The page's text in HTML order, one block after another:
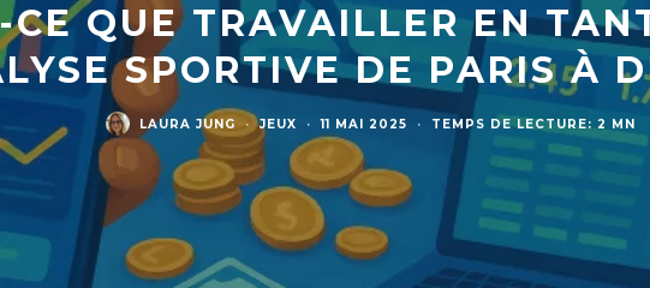
CE QUE TRAVAILLER EN
SPORTIVE DE PARIS À
LAURA JUNG · JEUX · 11 MAI 2025 · TEMPS DE LECTURE: 2 MN